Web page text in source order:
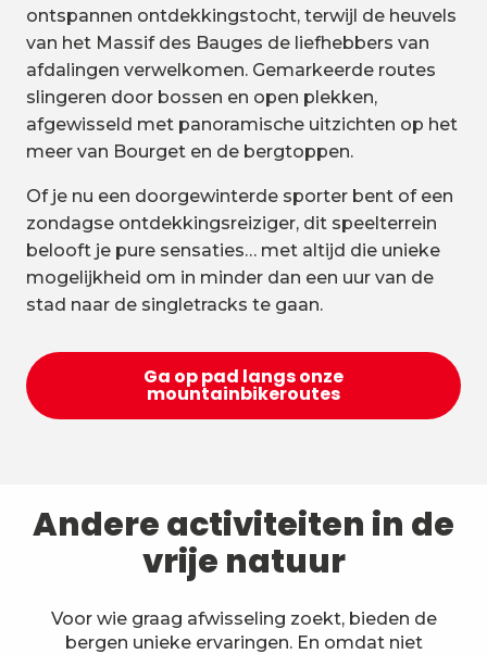
ontspannen ontdekkingstocht, terwijl de heuvels
van het Massif des Bauges de liefhebbers van
afdalingen verwelkomen. Gemarkeerde routes
slingeren door bossen en open plekken,
afgewisseld met panoramische uitzichten op het
meer van Bourget en de bergtoppen.
Of je nu een doorgewinterde sporter bent of een
zondagse ontdekkingsreiziger, dit speelterrein
belooft je pure sensaties… met altijd die unieke
mogelijkheid om in minder dan een uur van de
stad naar de singletracks te gaan.
Ga op pad langs onze
mountainbikeroutes
Andere activiteiten in de
vrije natuur
Voor wie graag afwisseling zoekt, bieden de
bergen unieke ervaringen. En omdat niet